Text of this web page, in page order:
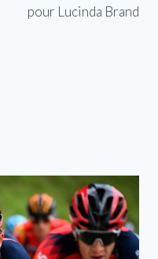
pour Lucinda Brand